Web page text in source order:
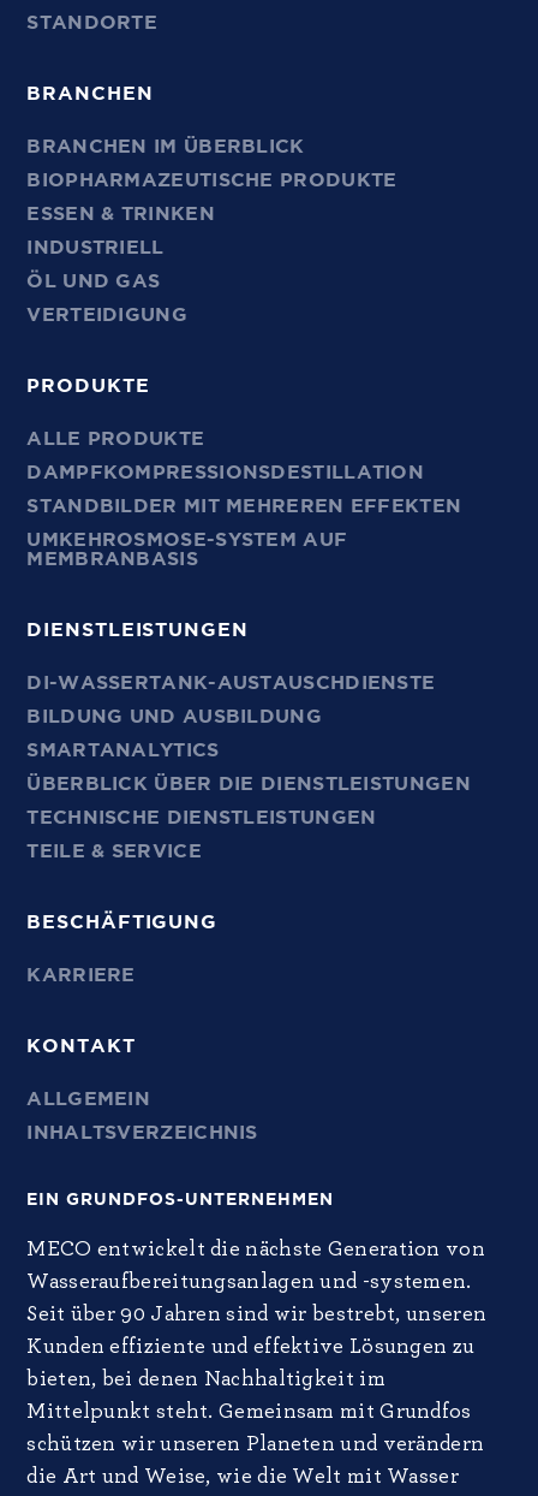
STANDORTE
BRANCHEN
BRANCHEN IM ÜBERBLICK
BIOPHARMAZEUTISCHE PRODUKTE
ESSEN & TRINKEN
INDUSTRIELL
ÖL UND GAS
VERTEIDIGUNG
PRODUKTE
ALLE PRODUKTE
DAMPFKOMPRESSIONSDESTILLATION
STANDBILDER MIT MEHREREN EFFEKTEN
UMKEHROSMOSE-SYSTEM AUF
MEMBRANBASIS
DIENSTLEISTUNGEN
DI-WASSERTANK-AUSTAUSCHDIENSTE
BILDUNG UND AUSBILDUNG
SMARTANALYTICS
ÜBERBLICK ÜBER DIE DIENSTLEISTUNGEN
TECHNISCHE DIENSTLEISTUNGEN
TEILE & SERVICE
BESCHÄFTIGUNG
KARRIERE
KONTAKT
ALLGEMEIN
INHALTSVERZEICHNIS
EIN GRUNDFOS-UNTERNEHMEN
MECO entwickelt die nächste Generation von
Wasseraufbereitungsanlagen und -systemen.
Seit über 90 Jahren sind wir bestrebt, unseren
Kunden effiziente und effektive Lösungen zu
bieten, bei denen Nachhaltigkeit im
Mittelpunkt steht. Gemeinsam mit Grundfos
schützen wir unseren Planeten und verändern
die Art und Weise, wie die Welt mit Wasser